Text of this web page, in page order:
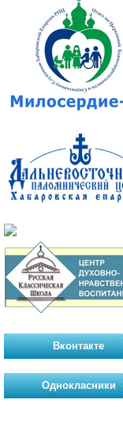
Вконтакте
Однокласники